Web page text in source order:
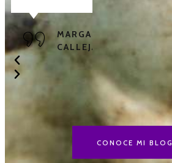
MARGARITA
CALLEJAS
CONOCE MI BLOG